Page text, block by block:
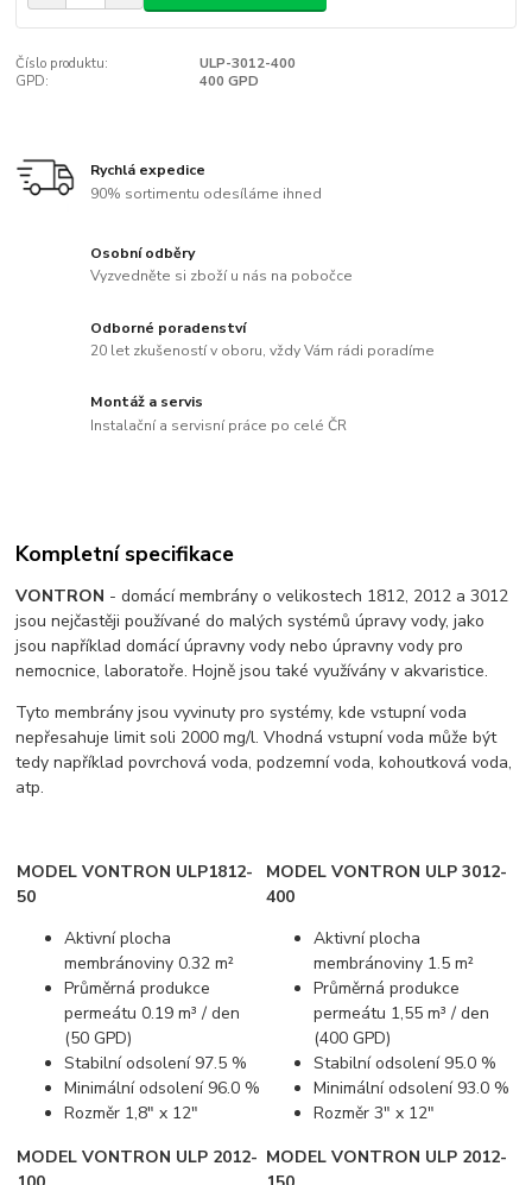
Číslo produktu:
ULP-3012-400
GPD:
400 GPD
Rychlá expedice
90% sortimentu odesíláme ihned
Osobní odběry
Vyzvedněte si zboží u nás na pobočce
Odborné poradenství
20 let zkušeností v oboru, vždy Vám rádi poradíme
Montáž a servis
Instalační a servisní práce po celé ČR
Kompletní specifikace
VONTRON - domácí membrány o velikostech 1812, 2012 a 3012
jsou nejčastěji používané do malých systémů úpravy vody, jako
jsou například domácí úpravny vody nebo úpravny vody pro
nemocnice, laboratoře. Hojně jsou také využívány v akvaristice.
Tyto membrány jsou vyvinuty pro systémy, kde vstupní voda
nepřesahuje limit soli 2000 mg/l. Vhodná vstupní voda může být
tedy například povrchová voda, podzemní voda, kohoutková voda,
atp.
MODEL VONTRON ULP1812-
50
Aktivní plocha
membránoviny 0.32 m²
Průměrná produkce
permeátu 0.19 m³ / den
(50 GPD)
Stabilní odsolení 97.5 %
Minimální odsolení 96.0 %
Rozměr 1,8" x 12"
MODEL VONTRON ULP 3012-
400
Aktivní plocha
membránoviny 1.5 m²
Průměrná produkce
permeátu 1,55 m³ / den
(400 GPD)
Stabilní odsolení 95.0 %
Minimální odsolení 93.0 %
Rozměr 3" x 12"
MODEL VONTRON ULP 2012- MODEL VONTRON ULP 2012-